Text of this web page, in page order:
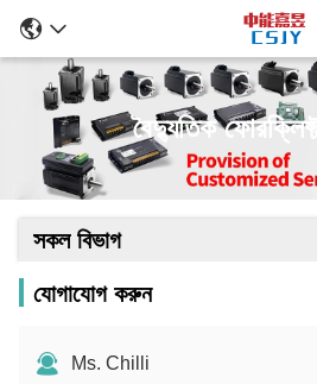
বৈদ্যুতিক
সকল বিভাগ
যোগাযোগ করুন
Ms. Chilli